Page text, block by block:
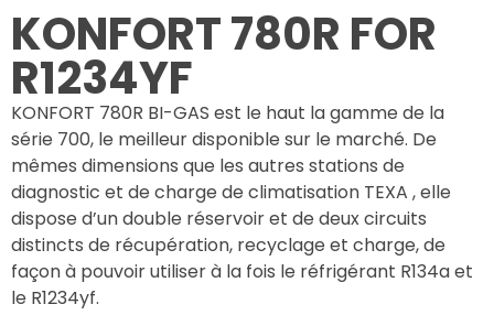
KONFORT 780R FOR
R1234YF
KONFORT 780R BI-GAS est le haut la gamme de la
série 700, le meilleur disponible sur le marché. De
mêmes dimensions que les autres stations de
diagnostic et de charge de climatisation TEXA , elle
dispose d’un double réservoir et de deux circuits
distincts de récupération, recyclage et charge, de
façon à pouvoir utiliser à la fois le réfrigérant R134a et
le R1234yf.